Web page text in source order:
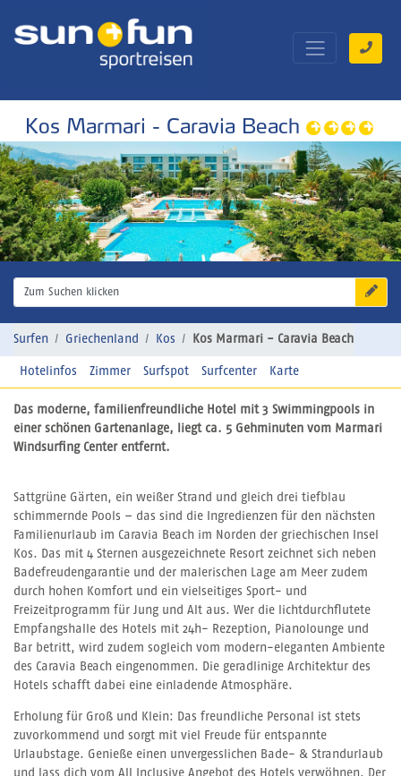
Kos Marmari - Caravia Beach
Zum Suchen klicken
Surfen Griechenland Kos Kos Marmari - Caravia Beach
Hotelinfos Zimmer Surfspot Surfcenter Karte
Das moderne, familienfreundliche Hotel mit 3 Swimmingpools in
einer schönen Gartenanlage, liegt ca. 5 Gehminuten vom Marmari
Windsurfing Center entfernt.
Sattgrüne Gärten, ein weißer Strand und gleich drei tiefblau
schimmernde Pools – das sind die Ingredienzen für den nächsten
Familienurlaub im Caravia Beach im Norden der griechischen Insel
Kos. Das mit 4 Sternen ausgezeichnete Resort zeichnet sich neben
Badefreudengarantie und der malerischen Lage am Meer zudem
durch hohen Komfort und ein vielseitiges Sport- und
Freizeitprogramm für Jung und Alt aus. Wer die lichtdurchflutete
Empfangshalle des Hotels mit 24h- Rezeption, Pianolounge und
Bar betritt, wird zudem sogleich vom modern-eleganten Ambiente
des Caravia Beach eingenommen. Die geradlinige Architektur des
Hotels schafft dabei eine einladende Atmosphäre.
Erholung für Groß und Klein: Das freundliche Personal ist stets
zuvorkommend und sorgt mit viel Freude für entspannte
Urlaubstage. Genieße einen unvergesslichen Bade- & Strandurlaub